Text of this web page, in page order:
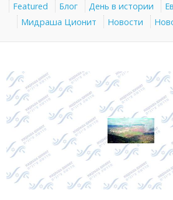
Featured Блог День в истории
Мидраша Ционит
Новости